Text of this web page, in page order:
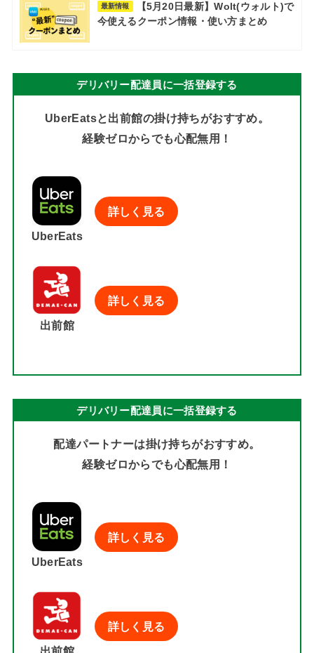
最新情報
【5月20日最新】Wolt(ウォルト)で
今使えるクーポン情報・使い方まとめ
デリバリー配達員に一括登録する
UberEatsと出前館の掛け持ちがおすすめ。
経験ゼロからでも心配無用！
UberEats
詳しく見る
出前館
詳しく見る
デリバリー配達員に一括登録する
配達パートナーは掛け持ちがおすすめ。
経験ゼロからでも心配無用！
UberEats
詳しく見る
詳しく見る